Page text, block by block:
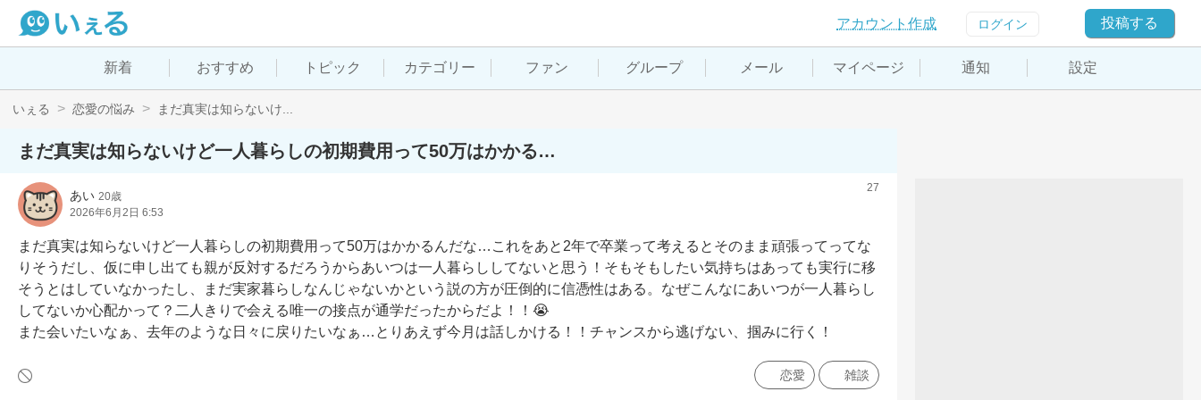
アカウント作成 ログイン 投稿する
新着 おすすめ トピック カテゴリー ファン グループ メール マイページ 通知 設定
いぇる 恋愛の悩み まだ真実は知らないけ...
まだ真実は知らないけど一人暮らしの初期費用って50万はかかる…
あい 20歳
2026年6月2日 6:53
27
まだ真実は知らないけど一人暮らしの初期費用って50万はかかるんだな…これをあと2年で卒業って考えるとそのまま頑張ってってな
りそうだし、仮に申し出ても親が反対するだろうからあいつは一人暮らししてないと思う！そもそもしたい気持ちはあっても実行に移
そうとはしていなかったし、まだ実家暮らしなんじゃないかという説の方が圧倒的に信憑性はある。なぜこんなにあいつが一人暮らし
してないか心配かって？二人きりで会える唯一の接点が通学だったからだよ！！😭
また会いたいなぁ、去年のような日々に戻りたいなぁ…とりあえず今月は話しかける！！チャンスから逃げない、掴みに行く！
恋愛 雑談